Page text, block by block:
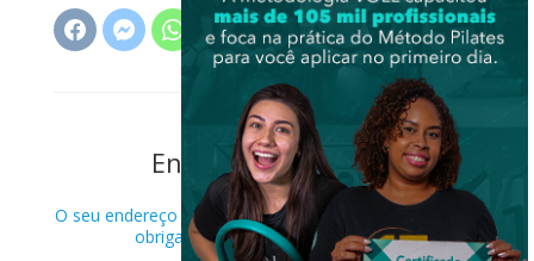
Enviar Comentário
O seu endereço de e-mail não será publicado.
obrigatórios são marcados com*